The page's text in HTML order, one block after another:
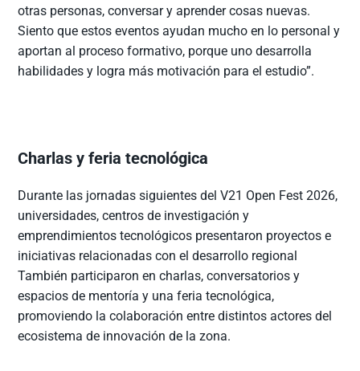
otras personas, conversar y aprender cosas nuevas.
Siento que estos eventos ayudan mucho en lo personal y
aportan al proceso formativo, porque uno desarrolla
habilidades y logra más motivación para el estudio”.
Charlas y feria tecnológica
Durante las jornadas siguientes del V21 Open Fest 2026,
universidades, centros de investigación y
emprendimientos tecnológicos presentaron proyectos e
iniciativas relacionadas con el desarrollo regional
También participaron en charlas, conversatorios y
espacios de mentoría y una feria tecnológica,
promoviendo la colaboración entre distintos actores del
ecosistema de innovación de la zona.